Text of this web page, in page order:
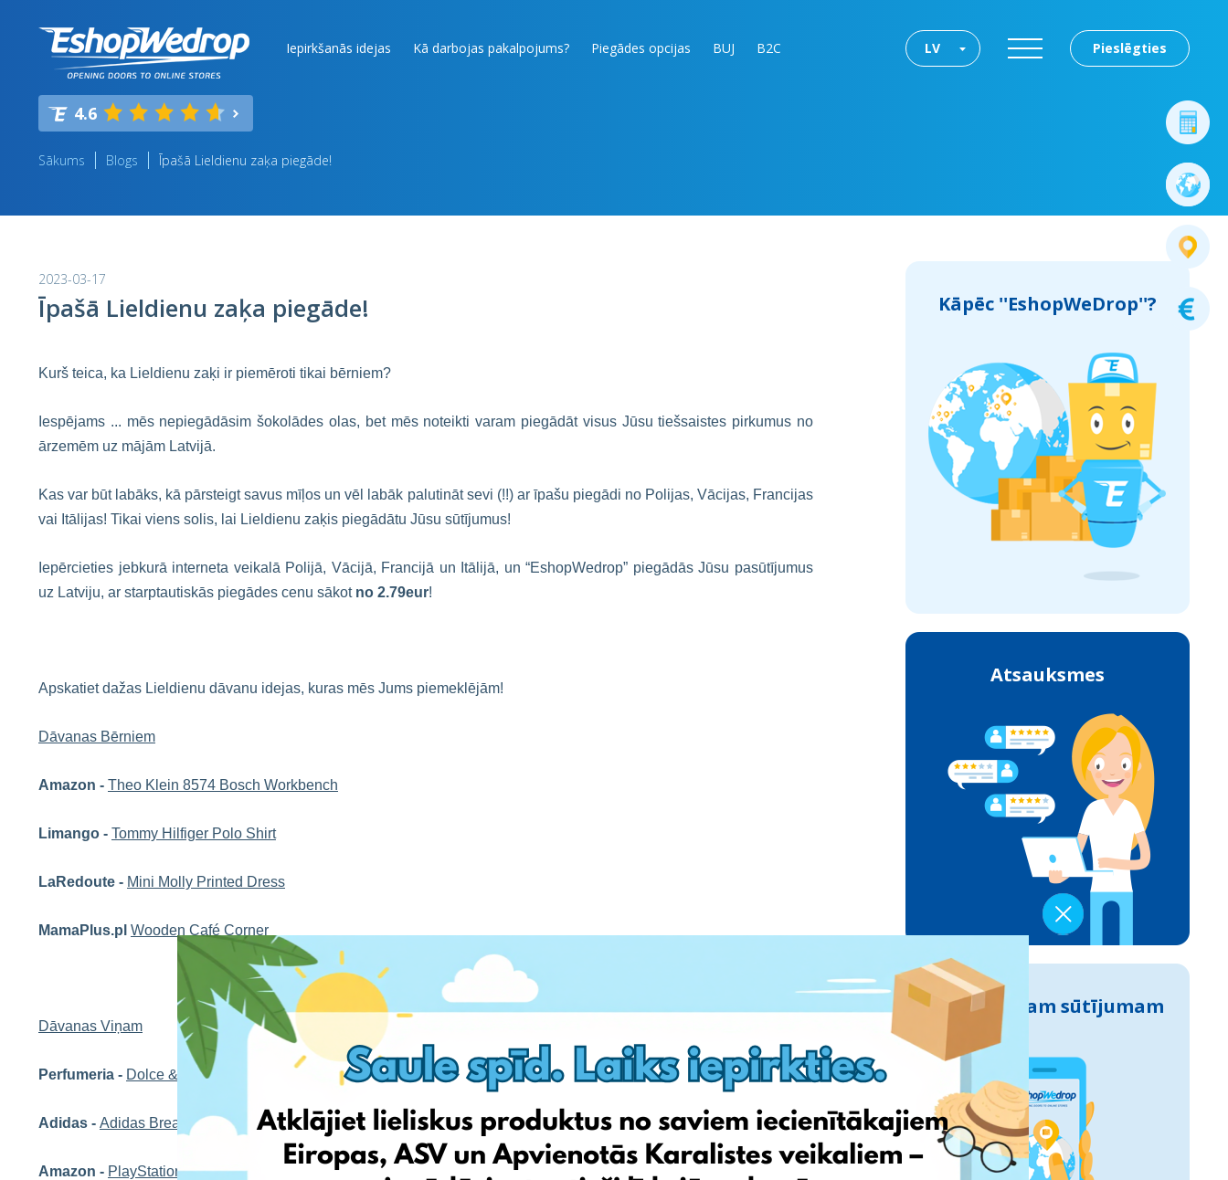
Iepirkšanās idejas Kā darbojas pakalpojums? Piegādes opcijas BUJ B2C Pieslēgties
LV
4.6
Sākums Blogs Īpašā Lieldienu zaķa piegāde!
2023-03-17
Īpašā Lieldienu zaķa piegāde!
Kurš teica, ka Lieldienu zaķi ir piemēroti tikai bērniem?
Iespējams ... mēs nepiegādāsim šokolādes olas, bet mēs noteikti varam piegādāt visus Jūsu tiešsaistes pirkumus no
ārzemēm uz mājām Latvijā.
Kas var būt labāks, kā pārsteigt savus mīļos un vēl labāk palutināt sevi (!!) ar īpašu piegādi no Polijas, Vācijas, Francijas
vai Itālijas! Tikai viens solis, lai Lieldienu zaķis piegādātu Jūsu sūtījumus!
Iepērcieties jebkurā interneta veikalā Polijā, Vācijā, Francijā un Itālijā, un “EshopWedrop” piegādās Jūsu pasūtījumus
uz Latviju, ar starptautiskās piegādes cenu sākot no 2.79eur!
Apskatiet dažas Lieldienu dāvanu idejas, kuras mēs Jums piemeklējām!
Dāvanas Bērniem
Amazon - Theo Klein 8574 Bosch Workbench
Limango - Tommy Hilfiger Polo Shirt
LaRedoute - Mini Molly Printed Dress
MamaPlus.pl Wooden Café Corner
Dāvanas Viņam
Perfumeria - Dolce & Gabbana The One for Men Eau de toilette
Adidas - Adidas Breaknote No.2 Shoe
Amazon - PlayStation 5 DualSense Wireless Controller
Kāpēc ''EshopWeDrop''?
Atsauksmes
Izseko savam sūtījumam